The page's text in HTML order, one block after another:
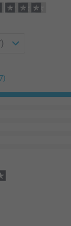
på 1 cm mellan